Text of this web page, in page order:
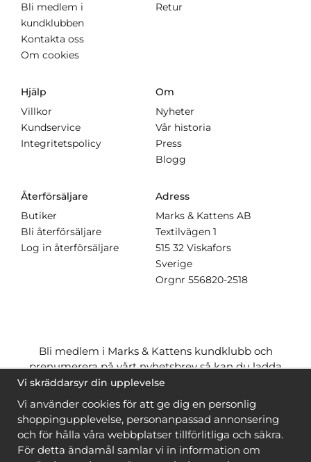
Bli medlem i
kundklubben
Kontakta oss
Om cookies
Retur
Hjälp
Villkor
Kundservice
Integritetspolicy
Om
Nyheter
Vår historia
Press
Blogg
Återförsäljare
Butiker
Bli återförsäljare
Log in återförsäljare
Adress
Marks & Kattens AB
Textilvägen 1
515 32 Viskafors
Sverige
Orgnr 556820-2518
Bli medlem i Marks & Kattens kundklubb och
prenumerera på vårt nyhetsbrev så kan du ladda
ner många mönstergratisoch få många
när du handlar garn till mönstret. Du ser vilka som
ärgratis när du ärinloggad.
Bli medlem
Vi skräddarsyr din upplevelse
Vi använder cookies för att ge dig en personlig
shoppingupplevelse, personanpassad annonsering
och för hålla våra webbplatser tillförlitliga och säkra.
För detta ändamål samlar vi in information om